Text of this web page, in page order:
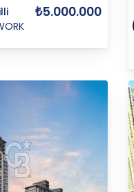
₺5.000.000